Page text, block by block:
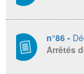
n°86 -
Arrêtés